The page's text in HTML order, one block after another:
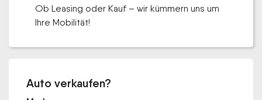
Ob Leasing oder Kauf – wir kümmern uns um
Ihre Mobilität!
Auto verkaufen?